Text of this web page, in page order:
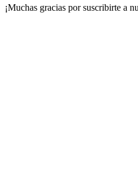
¡Muchas gracias por suscribirte a